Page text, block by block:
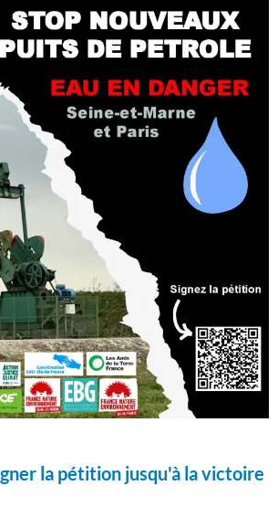
la pétition jusqu'à la victoire